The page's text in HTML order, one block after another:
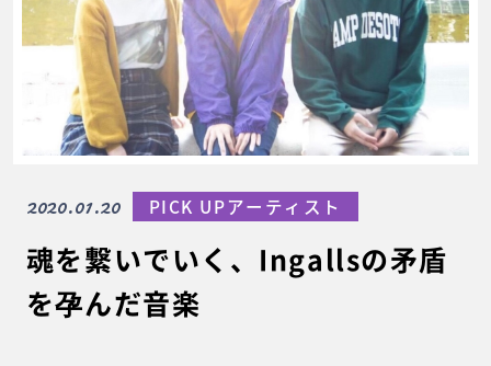
魂を繋いでいく、Ingallsの矛盾
を孕んだ音楽
2020.01.20 PICK UPアーティスト